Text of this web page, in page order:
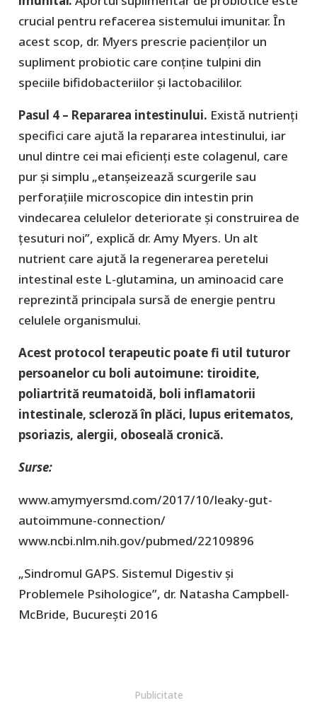
crucial pentru refacerea sistemului imunitar. În
acest scop, dr. Myers prescrie pacienților un
supliment probiotic care conține tulpini din
speciile bifidobacteriilor și lactobacililor.
Pasul 4 – Repararea intestinului. Există nutrienți
specifici care ajută la repararea intestinului, iar
unul dintre cei mai eficienți este colagenul, care
pur și simplu „etanșeizează scurgerile sau
perforațiile microscopice din intestin prin
vindecarea celulelor deteriorate și construirea de
țesuturi noi”, explică dr. Amy Myers. Un alt
nutrient care ajută la regenerarea peretelui
intestinal este L-glutamina, un aminoacid care
reprezintă principala sursă de energie pentru
celulele organismului.
Acest protocol terapeutic poate fi util tuturor
persoanelor cu boli autoimune: tiroidite,
poliartrită reumatoidă, boli inflamatorii
intestinale, scleroză în plăci, lupus eritematos,
psoriazis, alergii, oboseală cronică.
Surse:
www.amymyersmd.com/2017/10/leaky-gut-
autoimmune-connection/
www.ncbi.nlm.nih.gov/pubmed/22109896
„Sindromul GAPS. Sistemul Digestiv și
Problemele Psihologice”, dr. Natasha Campbell-
McBride, București 2016
Publicitate